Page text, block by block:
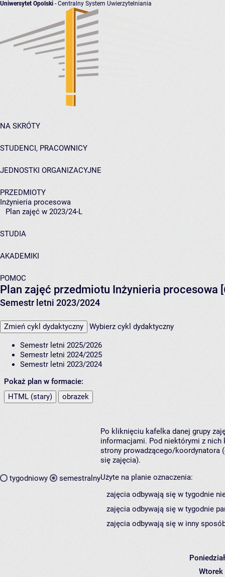
Uniwersytet Opolski - Centralny System Uwierzytelniania
NA SKRÓTY
STUDENCI, PRACOWNICY
JEDNOSTKI ORGANIZACYJNE
PRZEDMIOTY
Inżynieria procesowa
Plan zajęć w 2023/24-L
STUDIA
AKADEMIKI
POMOC
Plan zajęć przedmiotu Inżynieria procesowa
Semestr letni 2023/2024
Zmień cykl dydaktyczny Wybierz cykl dydaktyczny
Semestr letni 2025/2026
Semestr letni 2024/2025
Semestr letni 2023/2024
Pokaż plan w formacie:
HTML (stary)
obrazek
tygodniowy semestralny
Po kliknięciu kafelka danej grupy
informacjami. Pod niektórymi z nich
strony prowadzącego/koordynatora
się zajęcia).
Użyte na planie oznaczenia:
zajęcia odbywają się w tygodnie
zajęcia odbywają się w tygodnie
zajęcia odbywają się w inny
Wtorek